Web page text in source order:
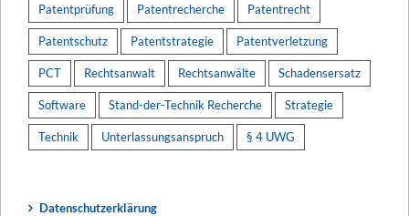
Patentprüfung Patentrecherche Patentrecht
Patentschutz Patentstrategie Patentverletzung
PCT Rechtsanwalt Rechtsanwälte Schadensersatz
Software Stand-der-Technik Recherche Strategie
Technik Unterlassungsanspruch § 4 UWG
Datenschutzerklärung